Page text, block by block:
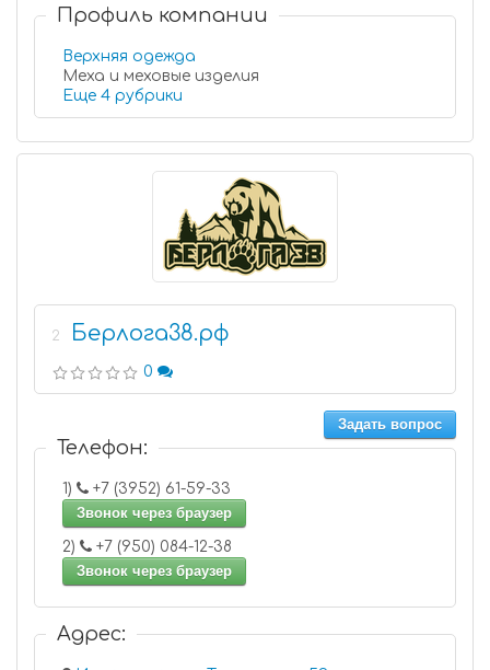
Профиль компании
Верхняя одежда
Меха и меховые изделия
Еще 4 рубрики
2 Берлога38.рф
0
Задать вопрос
Телефон:
1)
+7 (3952) 61-59-33
Звонок через браузер
2)
+7 (950) 084-12-38
Звонок через браузер
Адрес: